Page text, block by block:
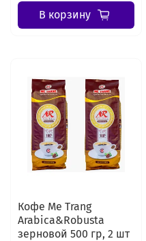
В корзину
Кофе Me Trang
Arabica&Robusta
зерновой 500 гр, 2 шт